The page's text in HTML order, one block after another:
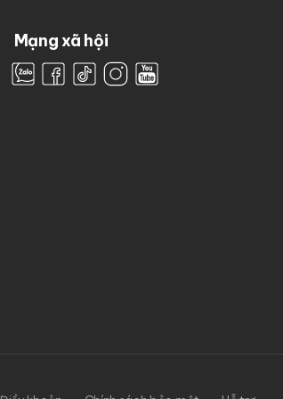
Mạng xã hội